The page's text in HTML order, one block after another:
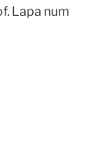
Lapa num